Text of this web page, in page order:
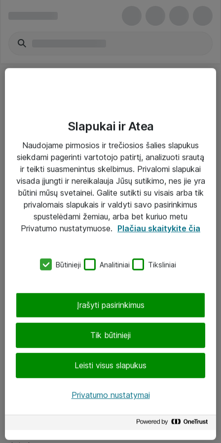
Paslaugos
Sprendimai
Įgyvendinti projektai
Atea ekspertų patarimai verslui
eShop@atea.lt
LinkedIn
Slapukai ir Atea
Naudojame pirmosios ir trečiosios šalies slapukus
siekdami pagerinti vartotojo patirtį, analizuoti srautą
ir teikti suasmenintus skelbimus. Privalomi slapukai
visada įjungti ir nereikalauja Jūsų sutikimo, nes jie yra
būtini mūsų svetainei. Galite sutikti su visais arba tik
privalomais slapukais ir valdyti savo pasirinkimus
spustelėdami žemiau, arba bet kuriuo metu
Privatumo nustatymuose. Plačiau skaitykite čia
Būtinieji Analitiniai Tiksliniai
Tik būtinieji
Leisti visus slapukus
Įrašyti pasirinkimus
Privatumo nustatymai